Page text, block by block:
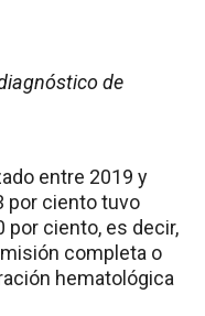
de
entre 2019 y
por ciento tuvo
por ciento, es decir,
completa o
hematológica